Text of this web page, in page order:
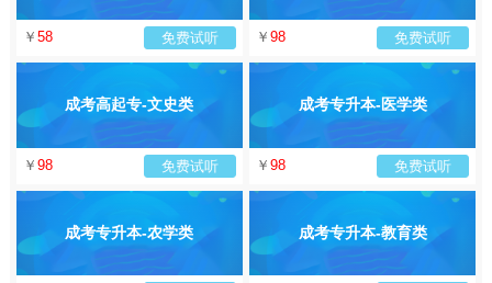
￥ 58 免费试听 ￥ 98 免费试听
成考高起专-文史类
￥ 98 免费试听
成考专升本-医学类
￥ 98 免费试听
成考专升本-农学类 成考专升本-教育类